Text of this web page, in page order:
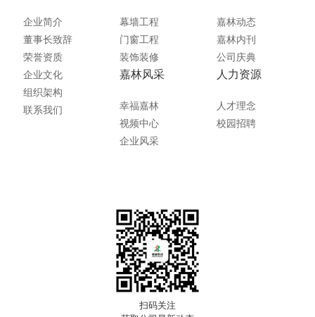
企业简介
董事长致辞
荣誉资质
企业文化
组织架构
联系我们
幕墙工程
门窗工程
装饰装修
嘉林动态
嘉林内刊
公司庆典
嘉林风采
幸福嘉林
视频中心
企业风采
人力资源
人才理念
校园招聘
扫码关注